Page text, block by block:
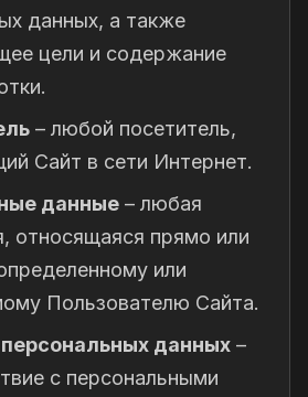
данных, а также
цели и содержание
– любой посетитель,
Сайт в сети Интернет.
данные – любая
относящаяся прямо или
или
Пользователю Сайта.
данных –
с персональными